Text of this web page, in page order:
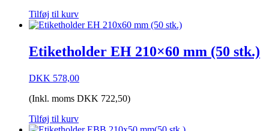
Tilføj til kurv
Etiketholder EH 210×60 mm (50 stk.)
DKK 578,00
(Inkl. moms DKK 722,50)
Tilføj til kurv